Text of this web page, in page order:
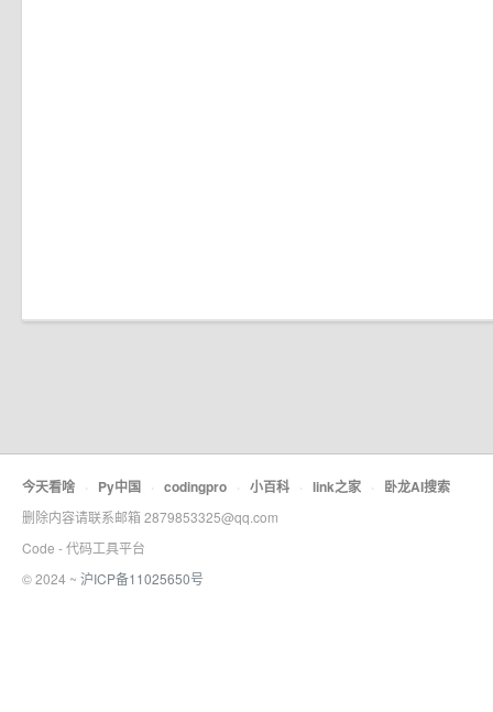
今天看啥 · Py中国 · codingpro · 小百科 · link之家 · 卧龙AI搜索
删除内容请联系邮箱 2879853325@qq.com
Code - 代码工具平台
© 2024 ~ 沪ICP备11025650号